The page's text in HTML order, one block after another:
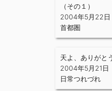
（その１）
2004年5月22日
首都圏
天よ、ありがと
2004年5月21日
日常つれづれ